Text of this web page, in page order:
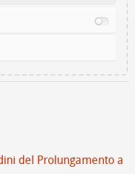
del Prolungamento a